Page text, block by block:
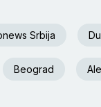
Srbija
Beograd